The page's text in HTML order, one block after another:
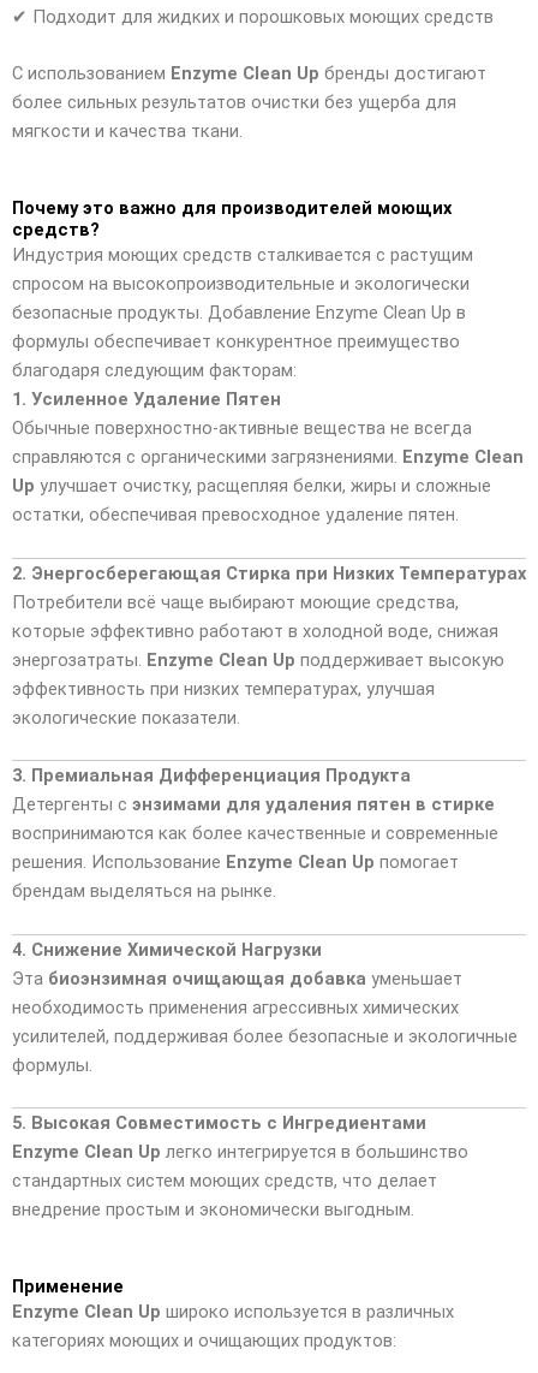
✔ Подходит для жидких и порошковых моющих средств
С использованием Enzyme Clean Up бренды достигают
более сильных результатов очистки без ущерба для
мягкости и качества ткани.
Почему это важно для производителей моющих
средств?
Индустрия моющих средств сталкивается с растущим
спросом на высокопроизводительные и экологически
безопасные продукты. Добавление Enzyme Clean Up в
формулы обеспечивает конкурентное преимущество
благодаря следующим факторам:
1. Усиленное Удаление Пятен
Обычные поверхностно-активные вещества не всегда
справляются с органическими загрязнениями. Enzyme Clean
Up улучшает очистку, расщепляя белки, жиры и сложные
остатки, обеспечивая превосходное удаление пятен.
2. Энергосберегающая Стирка при Низких Температурах
Потребители всё чаще выбирают моющие средства,
которые эффективно работают в холодной воде, снижая
энергозатраты. Enzyme Clean Up поддерживает высокую
эффективность при низких температурах, улучшая
экологические показатели.
3. Премиальная Дифференциация Продукта
Детергенты с энзимами для удаления пятен в стирке
воспринимаются как более качественные и современные
решения. Использование Enzyme Clean Up помогает
брендам выделяться на рынке.
4. Снижение Химической Нагрузки
Эта биоэнзимная очищающая добавка уменьшает
необходимость применения агрессивных химических
усилителей, поддерживая более безопасные и экологичные
формулы.
5. Высокая Совместимость с Ингредиентами
Enzyme Clean Up легко интегрируется в большинство
стандартных систем моющих средств, что делает
внедрение простым и экономически выгодным.
Применение
Enzyme Clean Up широко используется в различных
категориях моющих и очищающих продуктов: